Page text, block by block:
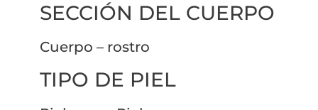
SECCIÓN DEL CUERPO
Cuerpo – rostro
TIPO DE PIEL